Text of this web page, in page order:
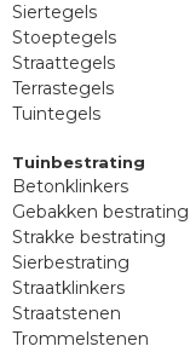
Siertegels
Stoeptegels
Straattegels
Terrastegels
Tuintegels
Tuinbestrating
Betonklinkers
Gebakken bestrating
Strakke bestrating
Sierbestrating
Straatklinkers
Straatstenen
Trommelstenen